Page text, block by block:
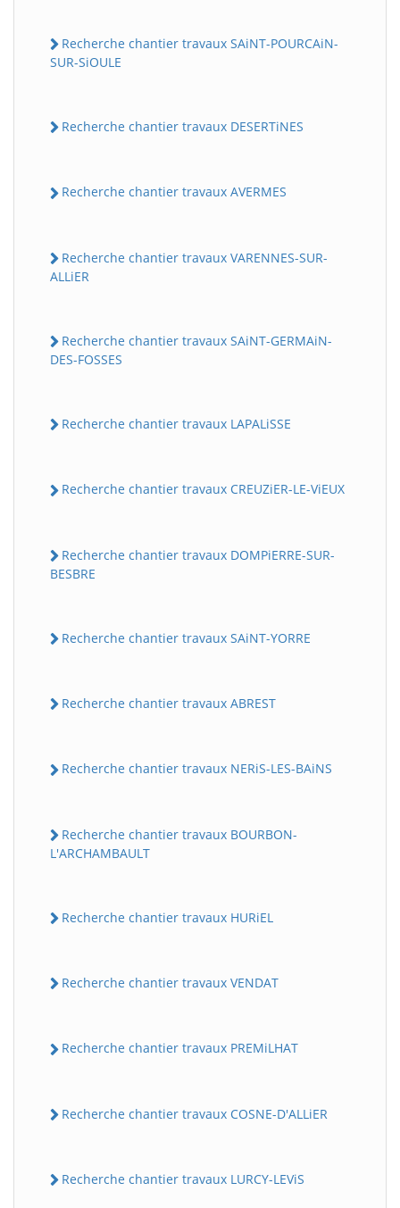
Recherche chantier travaux SAiNT-POURCAiN-
SUR-SiOULE
Recherche chantier travaux DESERTiNES
Recherche chantier travaux AVERMES
Recherche chantier travaux VARENNES-SUR-
ALLiER
Recherche chantier travaux SAiNT-GERMAiN-
DES-FOSSES
Recherche chantier travaux LAPALiSSE
Recherche chantier travaux CREUZiER-LE-ViEUX
Recherche chantier travaux DOMPiERRE-SUR-
BESBRE
Recherche chantier travaux SAiNT-YORRE
Recherche chantier travaux ABREST
Recherche chantier travaux NERiS-LES-BAiNS
Recherche chantier travaux BOURBON-
L'ARCHAMBAULT
Recherche chantier travaux HURiEL
Recherche chantier travaux VENDAT
Recherche chantier travaux PREMiLHAT
Recherche chantier travaux COSNE-D'ALLiER
Recherche chantier travaux LURCY-LEViS